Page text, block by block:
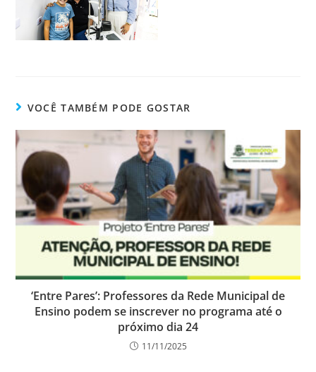
VOCÊ TAMBÉM PODE GOSTAR
‘Entre Pares’: Professores da Rede Municipal de
Ensino podem se inscrever no programa até o
próximo dia 24
11/11/2025